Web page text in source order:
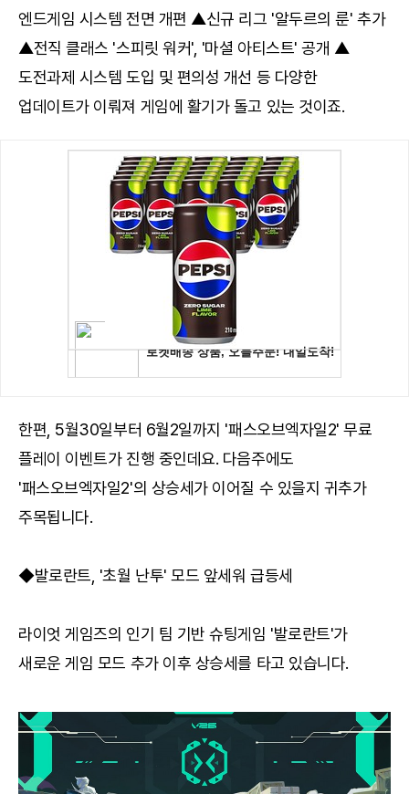
엔드게임 시스템 전면 개편 ▲신규 리그 '알두르의 룬' 추가
▲전직 클래스 '스피릿 워커', '마셜 아티스트' 공개 ▲
도전과제 시스템 도입 및 편의성 개선 등 다양한
업데이트가 이뤄져 게임에 활기가 돌고 있는 것이죠.
한편, 5월30일부터 6월2일까지 '패스오브엑자일2' 무료
플레이 이벤트가 진행 중인데요. 다음주에도
'패스오브엑자일2'의 상승세가 이어질 수 있을지 귀추가
주목됩니다.
◆발로란트, '초월 난투' 모드 앞세워 급등세
라이엇 게임즈의 인기 팀 기반 슈팅게임 '발로란트'가
새로운 게임 모드 추가 이후 상승세를 타고 있습니다.